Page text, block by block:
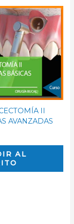
II
AVANZADAS
AL